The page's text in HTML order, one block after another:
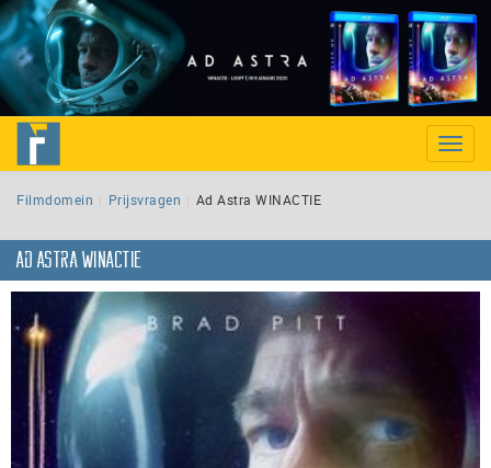
Toggle
Filmdomein Prijsvragen Ad Astra WINACTIE
Ad Astra WINACTIE